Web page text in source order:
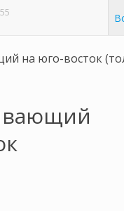
на юго-восток